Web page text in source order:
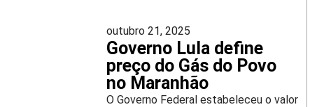
outubro 21, 2025
Governo Lula define
preço do Gás do Povo
no Maranhão
O Governo Federal estabeleceu o valor